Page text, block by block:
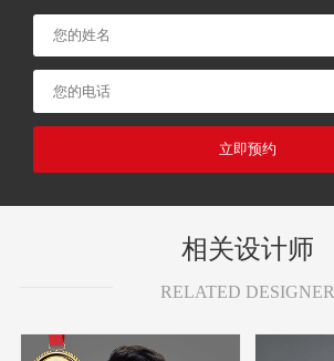
立即预约
相关设计师
RELATED DESIGNER